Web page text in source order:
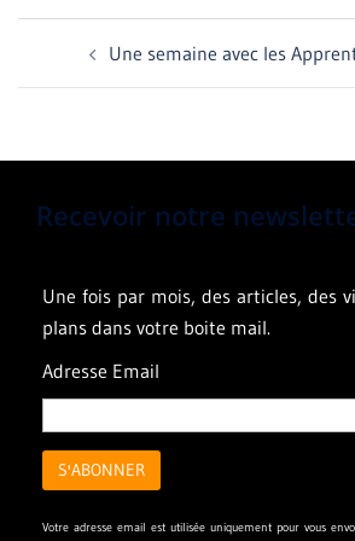
Navigation
d’articleUne semaine avec les
Recevoir notre
Une fois par mois, des articles, des
plans dans votre boite mail.
Adresse Email
Votre adresse email est utilisée uniquement pour vous